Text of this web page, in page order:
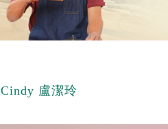
Cindy 盧潔玲